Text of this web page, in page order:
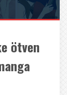
ötven